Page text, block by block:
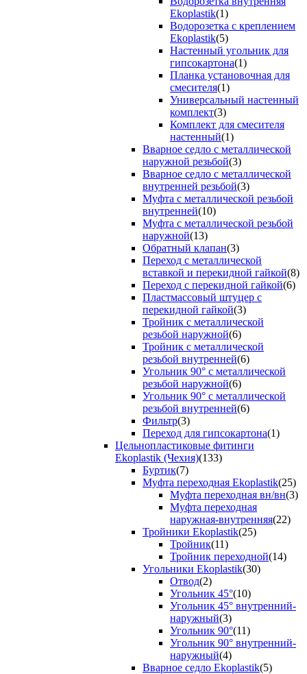
Ekoplastik(1)
Водорозетка с креплением
Ekoplastik(5)
Настенный угольник для
гипсокартона(1)
Планка установочная для
смесителя(1)
Универсальный настенный
комплект(3)
Комплект для смесителя
настенный(1)
Вварное седло с металлической
наружной резьбой(3)
Вварное седло с металлической
внутренней резьбой(3)
Муфта с металлической резьбой
внутренней(10)
Муфта с металлической резьбой
наружной(13)
Обратный клапан(3)
Переход с металлической
вставкой и перекидной гайкой(8)
Переход с перекидной гайкой(6)
Пластмассовый штуцер с
перекидной гайкой(3)
Тройник с металлической
резьбой наружной(6)
Тройник с металлической
резьбой внутренней(6)
Угольник 90° с металлической
резьбой наружной(6)
Угольник 90° с металлической
резьбой внутренней(6)
Фильтр(3)
Переход для гипсокартона(1)
Цельнопластиковые фитинги
Ekoplastik (Чехия)(133)
Буртик(7)
Муфта переходная Ekoplastik(25)
Муфта переходная вн/вн(3)
Муфта переходная
наружная-внутренняя(22)
Тройники Ekoplastik(25)
Тройник(11)
Тройник переходной(14)
Угольники Ekoplastik(30)
Отвод(2)
Угольник 45°(10)
Угольник 45° внутренний-
наружный(3)
Угольник 90°(11)
Угольник 90° внутренний-
наружный(4)
Вварное седло Ekoplastik(5)